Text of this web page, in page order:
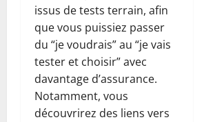
issus de tests terrain, afin
que vous puissiez passer
du “je voudrais” au “je vais
tester et choisir” avec
davantage d’assurance.
Notamment, vous
découvrirez des liens vers